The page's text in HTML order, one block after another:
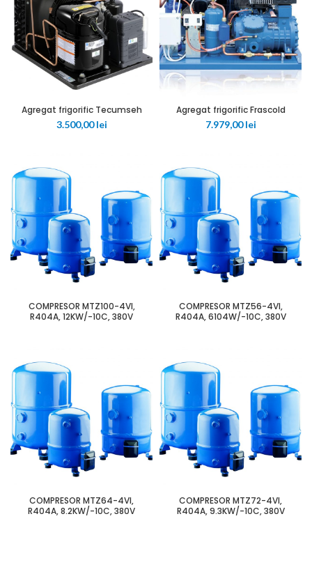
Agregat frigorific Tecumseh
3.500,00lei
Agregat frigorific Frascold
7.979,00lei
COMPRESOR MTZ100-4VI,
R404A, 12KW/-10C, 380V
COMPRESOR MTZ56-4VI,
R404A, 6104W/-10C, 380V
COMPRESOR MTZ64-4VI,
R404A, 8.2KW/-10C, 380V
COMPRESOR MTZ72-4VI,
R404A, 9.3KW/-10C, 380V